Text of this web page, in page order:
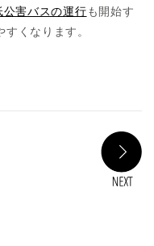
公害バスの運行も開始す
くなります。